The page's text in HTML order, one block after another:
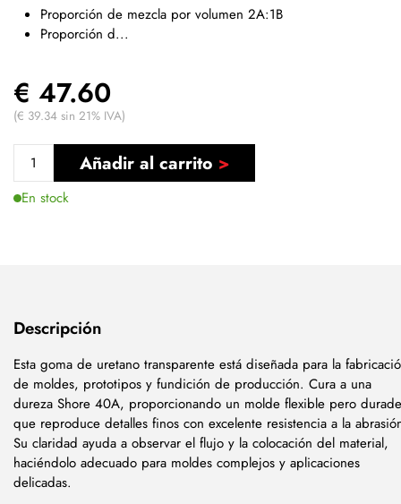
Proporción de mezcla por volumen 2A:1B
Proporción d...
€ 47.60
(€ 39.34 sin 21% IVA)
Añadir al carrito
En stock
Descripción
Esta goma de uretano transparente está diseñada para la
de moldes, prototipos y fundición de producción. Cura a una
dureza Shore 40A, proporcionando un molde flexible pero
que reproduce detalles finos con excelente resistencia a la
Su claridad ayuda a observar el flujo y la colocación del material,
haciéndolo adecuado para moldes complejos y aplicaciones
delicadas.